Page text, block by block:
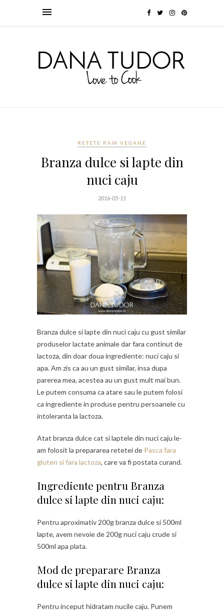
RETETE RAW VEGANE
Branza dulce si lapte din
nuci caju
2016-05-11
Branza dulce si lapte din nuci caju cu gust similar
produselor lactate animale dar fara continut de
lactoza, din doar doua ingrediente: nuci caju si
apa. Am zis ca au un gust similar, insa dupa
parerea mea, acestea au un gust mult mai bun.
Le putem consuma ca atare sau le putem folosi
ca ingrediente in produse pentru persoanele cu
intoleranta la lactoza.
Atat branza dulce cat si laptele din nuci caju le-
am folosit la prepararea retetei de Pasca fara
gluten si fara lactoza, care va fi postata curand.
Ingrediente pentru Branza
dulce si lapte din nuci caju:
Pentru aproximativ 200g branza dulce si 500ml
lapte, avem nevoie de 200g nuci caju crude si
500ml apa plata.
Mod de preparare Branza
dulce si lapte din nuci caju:
Pentru inceput hidratam nucile caju. Punem